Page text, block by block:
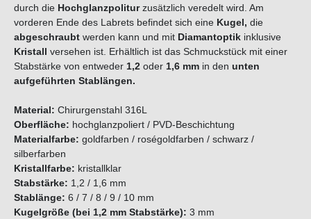
durch die Hochglanzpoliturzusätzlich veredelt wird. Am
vorderen Ende des Labrets befindet sich eine Kugel, die
abgeschraubt werden kann und mit Diamantoptik inklusive
Kristall versehen ist. Erhältlich ist das Schmuckstück mit einer
Stabstärke von entweder 1,2 oder 1,6 mm in den unten
aufgeführten Stablängen.
Material: Chirurgenstahl 316L
Oberfläche: hochglanzpoliert / PVD-Beschichtung
Materialfarbe: goldfarben / roségoldfarben / schwarz /
silberfarben
Kristallfarbe: kristallklar
Stabstärke: 1,2 / 1,6 mm
Stablänge: 6 / 7 / 8 / 9 / 10 mm
Kugelgröße (bei 1,2 mm Stabstärke): 3 mm